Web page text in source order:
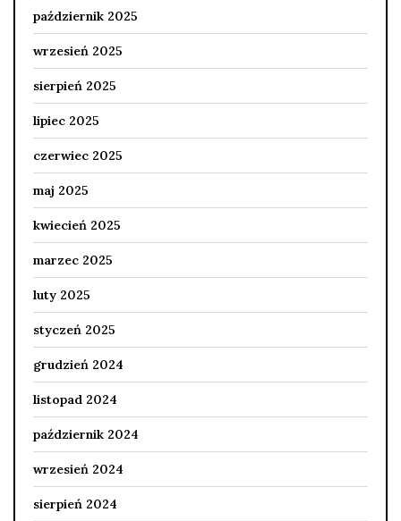
październik 2025
wrzesień 2025
sierpień 2025
lipiec 2025
czerwiec 2025
maj 2025
kwiecień 2025
marzec 2025
luty 2025
styczeń 2025
grudzień 2024
listopad 2024
październik 2024
wrzesień 2024
sierpień 2024